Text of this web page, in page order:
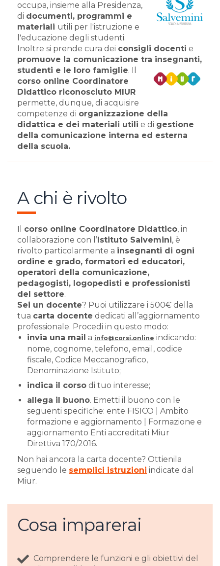
occupa, insieme alla Presidenza,
di documenti, programmi e
materiali utili per l'istruzione e
l'educazione degli studenti.
Inoltre si prende cura dei consigli docenti e
promuove la comunicazione tra insegnanti,
studenti e le loro famiglie.
corso online Coordinatore
Didattico riconosciuto MIUR
permette, dunque, di acquisire
competenze di organizzazione della
didattica e dei materiali utili e di gestione
della comunicazione interna ed esterna
della scuola.
A chi è rivolto
corso online Coordinatore Didattico, in
collaborazione con l’ Istituto Salvemini, è
rivolto particolarmente a insegnanti di ogni
ordine e grado, formatori ed educatori,
operatori della comunicazione,
pedagogisti, logopedisti e professionisti
del settore.
Sei un docente? Puoi utilizzare i 500€ della
tua carta docente dedicati all’aggiornamento
professionale. Procedi in questo modo:
invia una mail a info@corsi.online indicando:
nome, cognome, telefono, email, codice
fiscale, Codice Meccanografico,
Denominazione Istituto;
indica il corso di tuo interesse;
allega il buono. Emetti il buono con le
seguenti specifiche: ente FISICO | Ambito
formazione e aggiornamento | Formazione e
aggiornamento Enti accreditati Miur
Direttiva 170/2016.
Non hai ancora la carta docente? Ottienila
seguendo le semplici istruzioni indicate dal
Miur.
Cosa imparerai
Comprendere le funzioni e gli obiettivi del